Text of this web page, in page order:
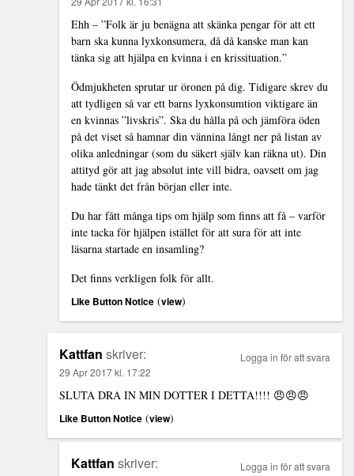
Ehh – ”Folk är ju benägna att skänka pengar för att ett
barn ska kunna lyxkonsumera, då då kanske man kan
tänka sig att hjälpa en kvinna i en krissituation.”
Ödmjukheten sprutar ur öronen på dig. Tidigare skrev du
att tydligen så var ett barns lyxkonsumtion viktigare än
en kvinnas ”livskris”. Ska du hålla på och jämföra öden
på det viset så hamnar din vännina långt ner på listan av
olika anledningar (som du säkert själv kan räkna ut). Din
attityd gör att jag absolut inte vill bidra, oavsett om jag
hade tänkt det från början eller inte.
Du har fått många tips om hjälp som finns att få – varför
inte tacka för hjälpen istället för att sura för att inte
läsarna startade en insamling?
Det finns verkligen folk för allt.
Like Button Notice (view)
Kattfan skriver:
29 Apr 2017 kl. 17:22
SLUTA DRA IN MIN DOTTER I DETTA!!!! 😠😠😠
Like Button Notice (view)
Logga in för att svara
Kattfan skriver: Logga in för att svara